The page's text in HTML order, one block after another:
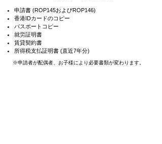
※申請者が配偶者、お子様により必要書類が変わります。
申請書 (ROP145およびROP146)
香港IDカードのコピー
パスポートコピー
就労証明書
賃貸契約書
​所得税支払証明書 (直近7年分)